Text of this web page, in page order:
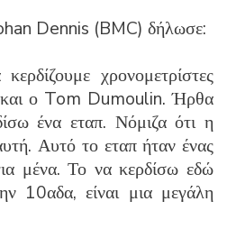
Dennis (BMC) δήλωσε:
χρονομετρίστες
ο Tom Dumoulin.Ήρθα
ένα εταπ. Νόμιζαότι η
Αυτό το εταπ ήταν ένας
μένα. Το να κερδίσω εδώ
10αδα, είναι μια μεγάλη